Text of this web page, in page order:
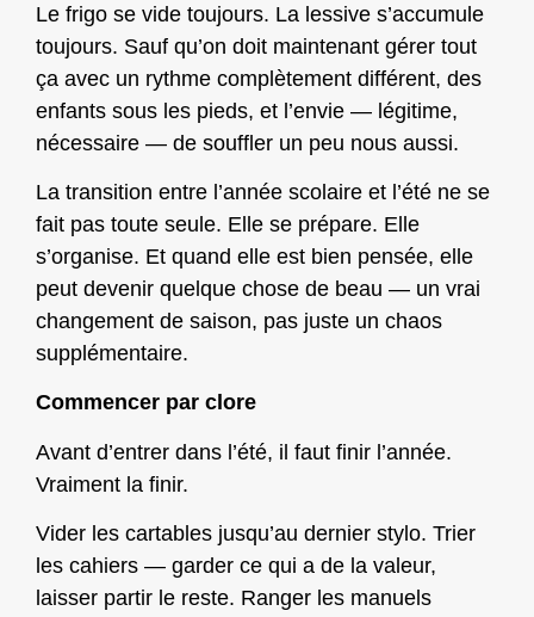
Le frigo se vide toujours. La lessive s’accumule
toujours. Sauf qu’on doit maintenant gérer tout
ça avec un rythme complètement différent, des
enfants sous les pieds, et l’envie — légitime,
nécessaire — de souffler un peu nous aussi.
La transition entre l’année scolaire et l’été ne se
fait pas toute seule. Elle se prépare. Elle
s’organise. Et quand elle est bien pensée, elle
peut devenir quelque chose de beau — un vrai
changement de saison, pas juste un chaos
supplémentaire.
Commencer par clore
Avant d’entrer dans l’été, il faut finir l’année.
Vraiment la finir.
Vider les cartables jusqu’au dernier stylo. Trier
les cahiers — garder ce qui a de la valeur,
laisser partir le reste. Ranger les manuels